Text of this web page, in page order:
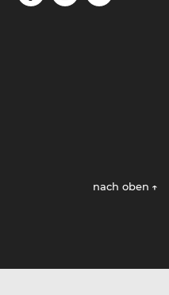
nach oben